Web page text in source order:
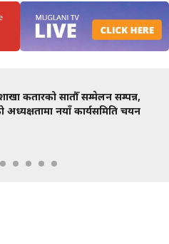
कतारको सातौँ सम्मेलन सम्पन्न,
अध्यक्षतामा नयाँ कार्यसमिति चयन